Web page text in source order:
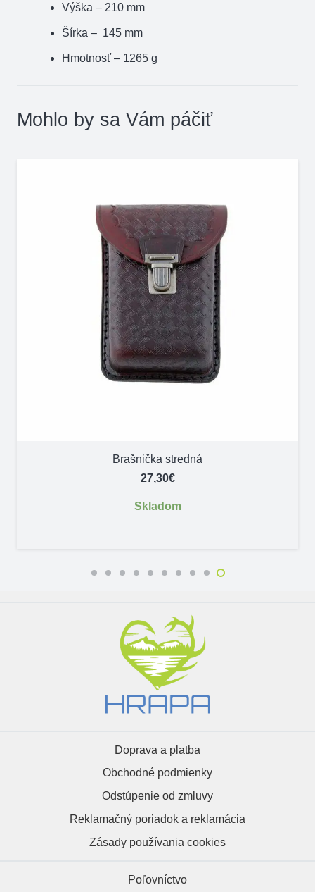
Výška – 210 mm
Šírka – 145 mm
Hmotnosť – 1265 g
Mohlo by sa Vám páčiť
Brašnička stredná
27,30€
Skladom
Doprava a platba
Obchodné podmienky
Odstúpenie od zmluvy
Reklamačný poriadok a reklamácia
Zásady používania cookies
Poľovníctvo